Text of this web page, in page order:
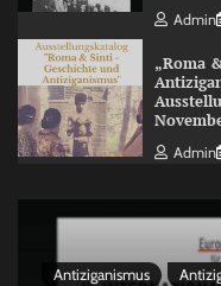
Admin
„Roma
Admin
Antiziganismus